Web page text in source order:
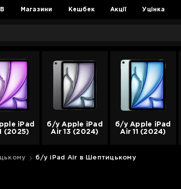
Магазини Кешбек Акції Уцінка
iPad
(2025)
б/у Apple iPad
Air 13 (2024)
б/у Apple iPad
Air 11 (2024)
б/у iPad Air в Шептицькому